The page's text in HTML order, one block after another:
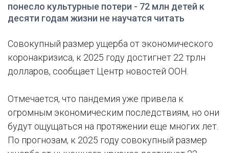
понесло культурные потери - 72 млн детей к
десяти годам жизни не научатся читать
Совокупный размер ущерба от экономического
коронакризиса, к 2025 году достигнет 22 трлн
долларов, сообщает Центр новостей ООН.
Отмечается, что пандемия уже привела к
огромным экономическим последствиям, но они
будут ощущаться на протяжении еще многих лет.
По прогнозам, к 2025 году совокупный размер